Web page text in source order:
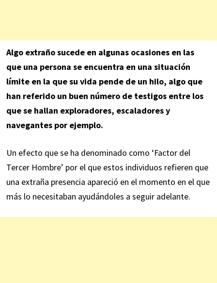
Algo extraño sucede en algunas ocasiones en las
que una persona se encuentra en una situación
límite en la que su vida pende de un hilo, algo que
han referido un buen número de testigos entre los
que se hallan exploradores, escaladores y
navegantes por ejemplo.
Un efecto que se ha denominado como ‘Factor del
Tercer Hombre’ por el que estos individuos refieren que
una extraña presencia apareció en el momento en el que
más lo necesitaban ayudándoles a seguir adelante.